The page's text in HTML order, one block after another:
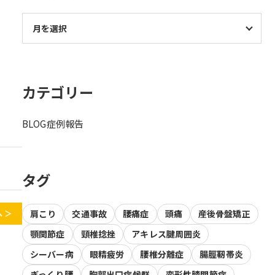
＞
カテゴリー
BLOG症例報告
タグ
肩こり 交通事故 腰痛症 頭痛
産後骨盤矯正
顎関節症
頸椎捻挫
アキレス腱周囲炎
シーバー病
眼精疲労 腰椎分離症
腸脛靭帯炎